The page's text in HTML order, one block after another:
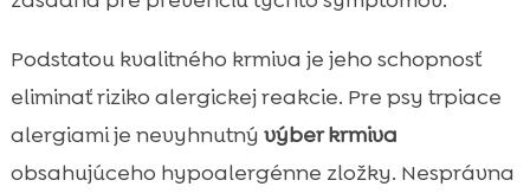
Podstatou kvalitného krmiva je jeho schopnosť
eliminať riziko alergickej reakcie. Pre psy trpiace
alergiami je nevyhnutný výber krmiva
obsahujúceho hypoalergénne zložky. Nesprávna